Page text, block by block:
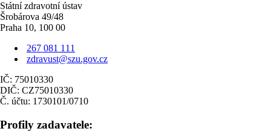
Státní zdravotní ústav
Šrobárova 49/48
Praha 10, 100 00
267 081 111
zdravust@szu.gov.cz
IČ: 75010330
DIČ: CZ75010330
Č. účtu: 1730101/0710
Profily zadavatele: